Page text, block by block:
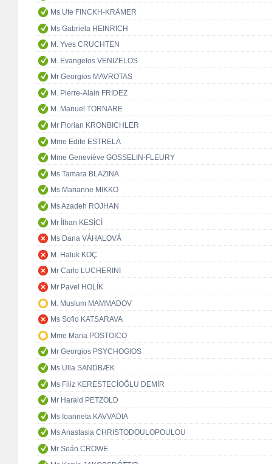
Ms Ute FINCKH-KRÄMER
Ms Gabriela HEINRICH
M. Yves CRUCHTEN
M. Evangelos VENIZELOS
Mr Georgios MAVROTAS
M. Pierre-Alain FRIDEZ
M. Manuel TORNARE
Mr Florian KRONBICHLER
Mme Edite ESTRELA
Mme Geneviève GOSSELIN-FLEURY
Ms Tamara BLAZINA
Ms Marianne MIKKO
Ms Azadeh ROJHAN
Mr İlhan KESİCİ
Ms Dana VÁHALOVÁ
M. Haluk KOÇ
Mr Carlo LUCHERINI
Mr Pavel HOLÍK
M. Muslum MAMMADOV
Ms Sofio KATSARAVA
Mme Maria POSTOICO
Mr Georgios PSYCHOGIOS
Ms Ulla SANDBÆK
Ms Filiz KERESTECİOĞLU DEMİR
Mr Harald PETZOLD
Ms Ioanneta KAVVADIA
Ms Anastasia CHRISTODOULOPOULOU
Mr Seán CROWE